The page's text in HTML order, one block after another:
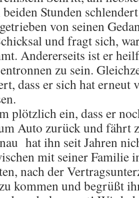
Stunden
von seinen
und fragt sich,
Andererseits ist er
zu sein.
dass er sich hat erneut
plötzlich ein, dass er
Auto zurück und fährt
hat ihn seit Jahren
mit seiner Familie
nach der
kommen und begrüßt